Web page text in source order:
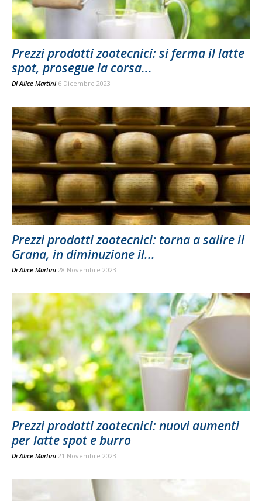
Prezzi prodotti zootecnici: si ferma il latte
spot, prosegue la corsa...
DiAlice Martini 6 Dicembre 2023
Prezzi prodotti zootecnici: torna a salire il
Grana, in diminuzione il...
Di Alice Martini 28 Novembre 2023
Prezzi prodotti zootecnici: nuovi aumenti
per latte spot e burro
DiAlice Martini 21 Novembre 2023